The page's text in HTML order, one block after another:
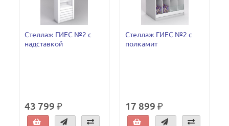
Стеллаж ГИЕС №2 с
надставкой
43 799 ₽
Стеллаж ГИЕС №2 с
полкамит
17 899 ₽